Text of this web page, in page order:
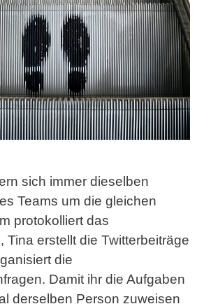
sich immer dieselben
Teams um die gleichen
protokolliert das
Tina erstellt die Twitterbeiträge
die
Damit ihr die Aufgaben
derselben Person zuweisen